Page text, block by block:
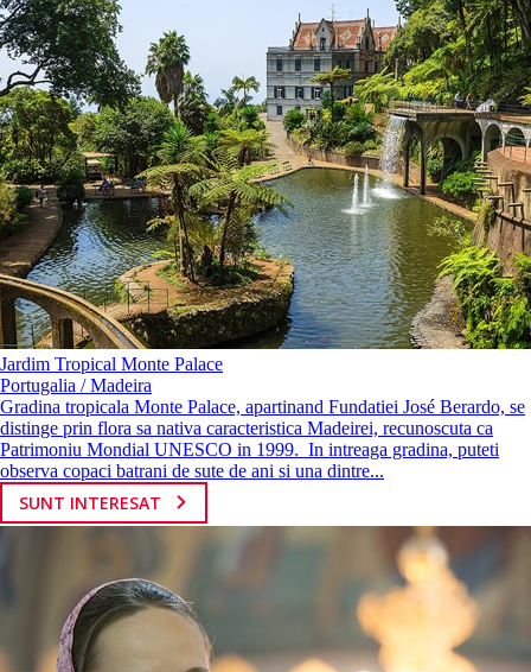
Jardim Tropical Monte Palace
Portugalia / Madeira
Gradina tropicala Monte Palace, apartinand Fundatiei José Berardo, se
distinge prin flora sa nativa caracteristica Madeirei, recunoscuta ca
Patrimoniu Mondial UNESCO in 1999. In intreaga gradina, puteti
observa copaci batrani de sute de ani si una dintre...
SUNT INTERESAT